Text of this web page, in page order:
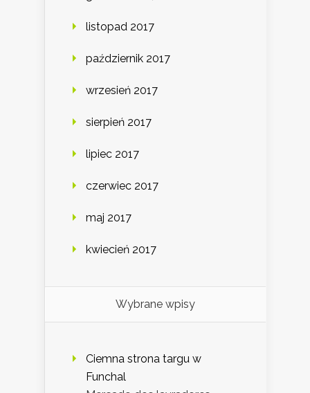
listopad 2017
październik 2017
wrzesień 2017
sierpień 2017
lipiec 2017
czerwiec 2017
maj 2017
kwiecień 2017
Wybrane wpisy
Ciemna strona targu w
Funchal